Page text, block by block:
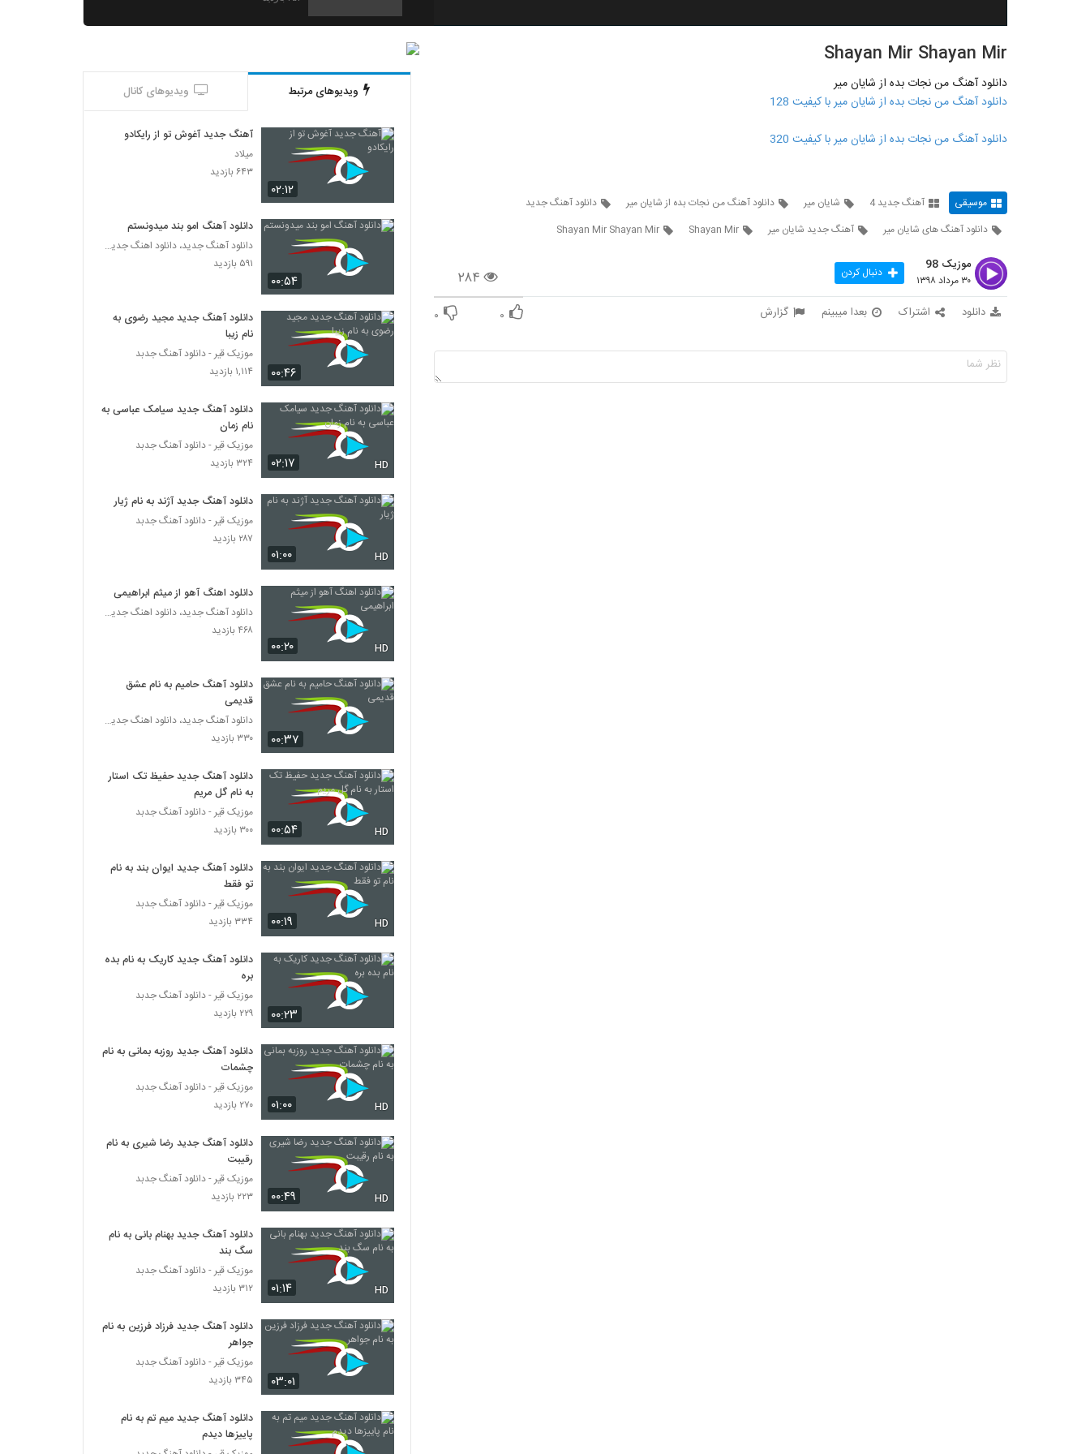
5846
دانلود آهنگ جدید و زیبای امیرحسین ولی با نام
۲۷۵ بازدید
آهنگ اینجانب از شایع(رپ)
۳۲۵ بازدید
آهنگ حامد بهروزی بنام دیوانگی
۲۴۹ بازدید
Bi Andazeh)
Masnad For Aida
۲۵۹ بازدید
دانلود آهنگ محمد طسوجی عشق خاص
۲۵۵ بازدید
آهنگ مهدی عسگری بنام مرگ عشق
۵۴۵ بازدید
دانلود آهنگ یادت بیاد از ماهان احمدی
دانلود آهنگ بهنام افشار دور شدی
۲۵۰ بازدید
آهنگ هاشم رمضانی بنام میرم
۲۲۶ بازدید
(Hamzeh Nazari Labkhande Sourati)
۲۲۴ بازدید
دانلود آهنگ محسن بهمنی دیوونگی
۲۹۲ بازدید
موزیک زیبای خاطرات از رضا آراز
۲۱۶ بازدید
دانلود آهنگ فرهان چشمات (Farhan
Cheshmat)
۲۴۴ بازدید
آهنگ یادگاری از رضا کشوری(پاپ)
۲۳۲ بازدید
دانلود آهنگ جدید و زیبای مرصاد جعفری با نام
هی تو
۲۳۶ بازدید
موزیک زیبای مانکن از فرزاد فرزین
۲۳۸ بازدید
آهنگ فقط تو از رضا جوکار(پاپ)
۲۳۰ بازدید
موزیک زیبای فال از مستر ام پی
دانلود آهنگ البرز نبویان روبروی تو (Alborz
Nabavian Roo Be Rooye To)
۲۰۶ بازدید
دانلود آهنگ جدید و زیبای فردین سلیمی با نام
شب
Shayan Mir Shayan Mir
دانلود آهنگ من نجات بده از شایان میر
دانلود آهنگ من نجات بده از شایان میر با کیفیت 128
دانلود آهنگ من نجات بده از شایان میر با کیفیت 320
موسیقی آهنگ جدید 4 شایان میر دانلود آهنگ من نجات بده از شایان میر
دانلود آهنگ جدید
دانلود آهنگ های شایان میر
آهنگ جدید شایان میر Shayan Mir
Shayan Mir Shayan Mir
۲۸۴
موزیک 98
۳۰ مرداد ۱۳۹۸ دنبال کردن
دانلود اشتراک بعدا میبینم گزارش ۰ ۰
ویدیوهای مرتبط ویدیوهای کانال
۰۲:۱۲
آهنگ جدید آغوش تو از رایکادو
میلاد
۶۴۳ بازدید
۰۰:۵۴
دانلود آهنگ امو بند میدونستم
دانلود آهنگ جدید، دانلود اهنگ جدید ایرانی
۵۹۱ بازدید
۰۰:۴۶
دانلود آهنگ جدید مجید رضوی به
نام زیبا
موزیک قیر - دانلود آهنگ جدبد
۱,۱۱۴ بازدید
۰۲:۱۷ HD
دانلود آهنگ جدید سیامک عباسی به
نام زمان
موزیک قیر - دانلود آهنگ جدبد
۳۲۴ بازدید
۰۱:۰۰ HD
دانلود آهنگ جدید آژند به نام ژیار
موزیک قیر - دانلود آهنگ جدبد
۲۸۷ بازدید
۰۰:۲۰ HD
دانلود اهنگ آهو از میثم ابراهیمی
دانلود آهنگ جدید، دانلود اهنگ جدید ایرانی
۴۶۸ بازدید
۰۰:۳۷
دانلود آهنگ حامیم به نام عشق
قدیمی
دانلود آهنگ جدید، دانلود اهنگ جدید ایرانی
۳۳۰ بازدید
۰۰:۵۴ HD
دانلود آهنگ جدید حفیظ تک استار
به نام گل مریم
موزیک قیر - دانلود آهنگ جدبد
۳۰۰ بازدید
۰۰:۱۹ HD
دانلود آهنگ جدید ایوان بند به نام
تو فقط
موزیک قیر - دانلود آهنگ جدبد
۳۳۴ بازدید
۰۰:۲۳
دانلود آهنگ جدید کاریک به نام بده
بره
موزیک قیر - دانلود آهنگ جدبد
۲۲۹ بازدید
۰۱:۰۰ HD
دانلود آهنگ جدید روزبه بمانی به نام
چشمات
موزیک قیر - دانلود آهنگ جدبد
۲۷۰ بازدید
۰۰:۴۹ HD
دانلود آهنگ جدید رضا شیری به نام
رقیبت
موزیک قیر - دانلود آهنگ جدبد
۲۲۳ بازدید
۰۱:۱۴ HD
دانلود آهنگ جدید بهنام بانی به نام
سگ بند
موزیک قیر - دانلود آهنگ جدبد
۳۱۲ بازدید
۰۳:۰۱
دانلود آهنگ جدید فرزاد فرزین به نام
جواهر
موزیک قیر - دانلود آهنگ جدبد
۳۴۵ بازدید
دانلود آهنگ جدید میم تم به نام
پاییزها دیدم